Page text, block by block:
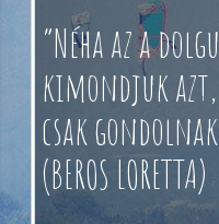
“Néha az a
kimondjuk
csak
(BEROS LORETTA)